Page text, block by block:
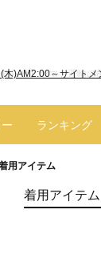
木)AM2:00～サイト
ランキング
用アイテム
着用アイテム